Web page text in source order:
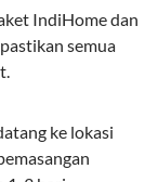
yang
premium.
baik untuk
Paket
IndiHome dan
semua
ke lokasi